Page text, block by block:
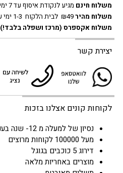
משלוח חינם מגיע לנקודת איסוף עד 7 ימי עסקים
משלוח מהיר
משלוח אקספרס (מרכז ושפלה בלבד!)
יצירת קשר
לקוחות קונים אצלנו בזכות
נסיון של למעלה מ 12- שנה בענף הסלולר
מעל 100000 לקוחות מרוצים
דירוג 5 כוכבים בגוגל
מוצרים באחריות מלאה